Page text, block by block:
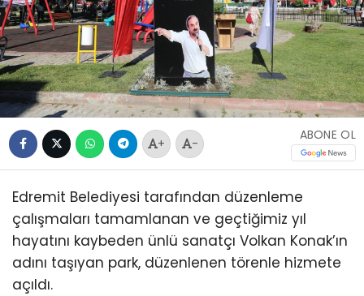
+ -
ABONE OL
Edremit Belediyesi tarafından düzenleme
çalışmaları tamamlanan ve geçtiğimiz yıl
hayatını kaybeden ünlü sanatçı Volkan Konak’ın
adını taşıyan park, düzenlenen törenle hizmete
açıldı.